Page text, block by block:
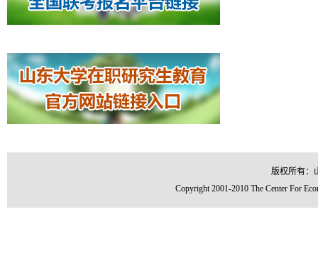
版权所有：
Copyright 2001-2010 The Center For